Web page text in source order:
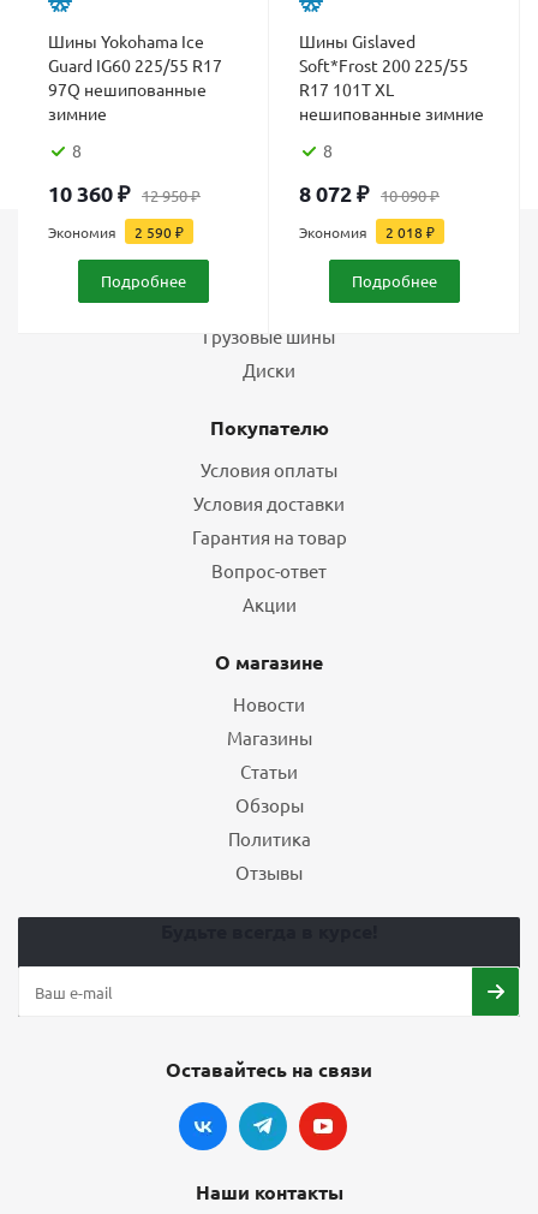
Шины Yokohama Ice
Guard IG60 225/55 R17
97Q нешипованные
зимние
8
10 360₽ 12 950₽
Экономия 2 590₽
Подробнее
Шины Gislaved
Soft*Frost 200 225/55
R17 101T XL
нешипованные зимние
8
8 072₽ 10 090₽
Экономия 2 018 ₽
Подробнее
Грузовые шины
Диски
Покупателю
Условия оплаты
Условия доставки
Гарантия на товар
Вопрос-ответ
Акции
О магазине
Новости
Магазины
Статьи
Обзоры
Политика
Отзывы
Оставайтесь на связи
Наши контакты